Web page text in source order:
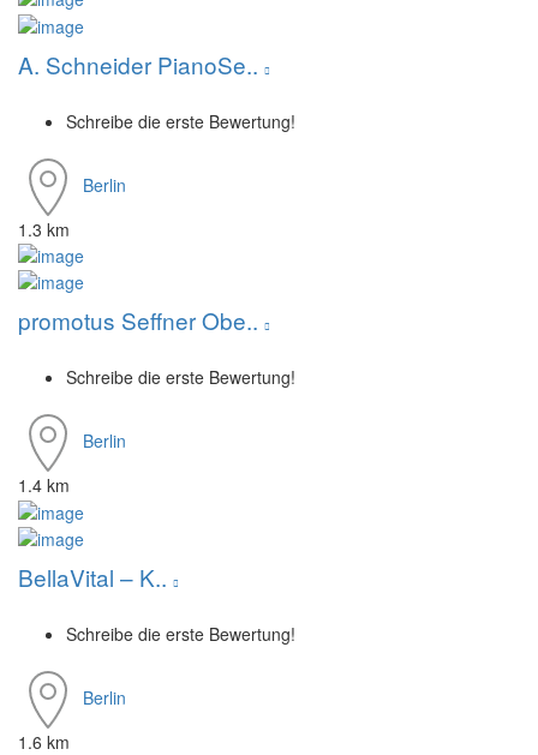
A. Schneider PianoSe..
Schreibe die erste Bewertung!
Berlin
1.3 km
promotus Seffner Obe..
Schreibe die erste Bewertung!
Berlin
1.4 km
BellaVital – K..
Schreibe die erste Bewertung!
Berlin
1.6 km